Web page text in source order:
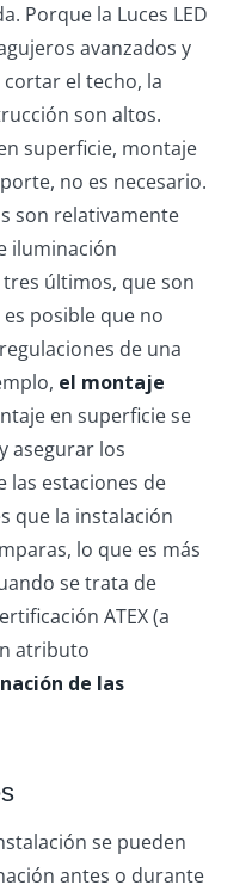
Porque la Luces LED
avanzados y
el techo, la
son altos.
superficie, montaje
no es necesario.
son relativamente
iluminación
últimos, que son
posible que no
de una
el montaje
en superficie se
asegurar los
las estaciones de
que la instalación
lo que es más
se trata de
ATEX (a
atributo
de las
se pueden
antes o durante